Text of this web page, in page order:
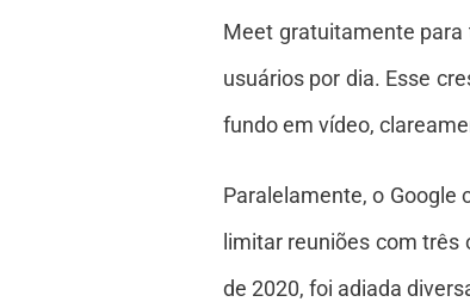
Meet gratuitamente para
usuários por dia. Esse
fundo em vídeo,
Paralelamente, o Google
limitar reuniões com
de 2020, foi adiada